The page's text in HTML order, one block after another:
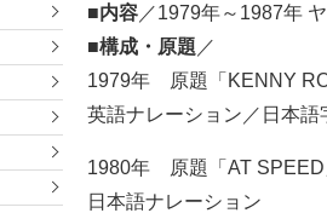
■内容 ／1979年～1987年
■構成・原題 ／
1979年 原題「KENNY
英語ナレーション／日本語
1980年 原題「AT SPEED
日本語ナレーション